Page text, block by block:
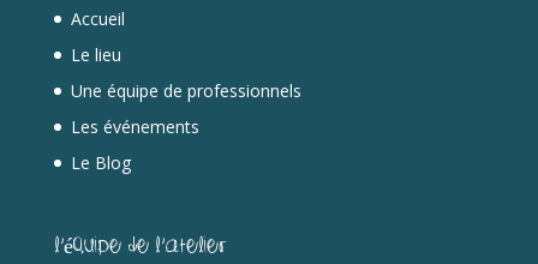
Accueil
Le lieu
Une équipe de professionnels
Les événements
Le Blog
L’équipe de l’Atelier